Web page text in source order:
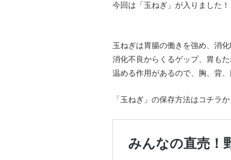
今回は「玉ねぎ」が入りました！
玉ねぎは胃腸の働きを強め、消
消化不良からくるゲップ、胃も
温める作用があるので、胸、背
「玉ねぎ」の保存方法はコチラ